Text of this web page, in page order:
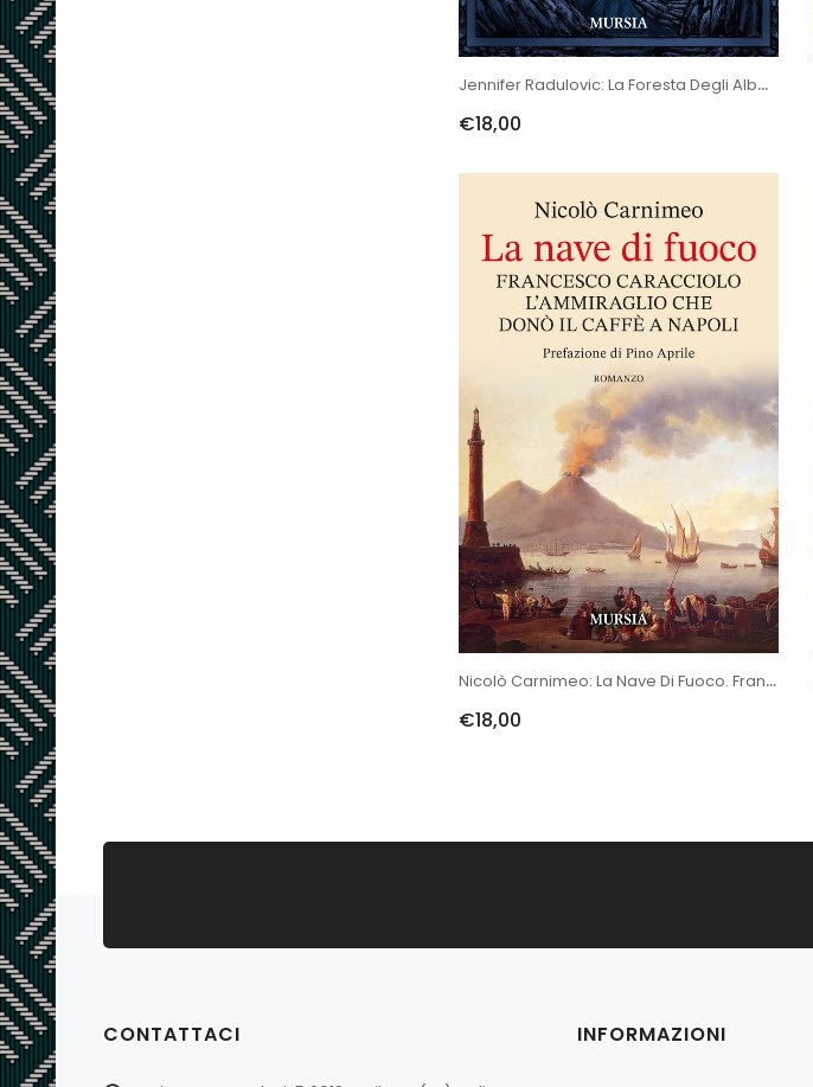
Jennifer Radulovic: La Foresta Degli Alberi Ritorti
€18,00
Nicolò Carnimeo: La Nave Di Fuoco. Francesco Caracciolo L’ammiragli...
€18,00
CONTATTACI INFORMAZIONI